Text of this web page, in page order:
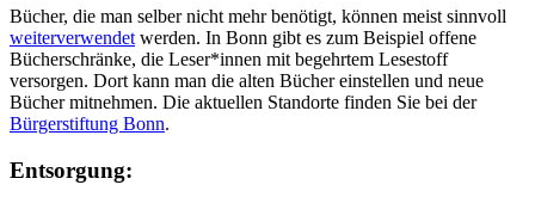
Bücher, die man selber nicht mehr benötigt, können meist sinnvoll
weiterverwendet werden. In Bonn gibt es zum Beispiel offene
Bücherschränke, die Leser*innen mit begehrtem Lesestoff
versorgen. Dort kann man die alten Bücher einstellen und neue
Bücher mitnehmen. Die aktuellen Standorte finden Sie bei der
Bürgerstiftung Bonn.
Entsorgung: